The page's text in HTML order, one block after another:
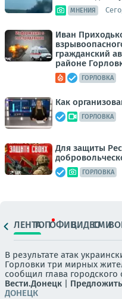
МНЕНИЯ
Иван
гражданский
районе
ГОРЛОВКА
Как
ГОРЛОВКА
Для защиты
ГОРЛОВКА
ЛЕНТАТОПОФИЦ.ВИДЕОСМИ
В результате атак
Горловки три мирных
сообщил глава
Вести.Донецк |
ДОНЕЦК